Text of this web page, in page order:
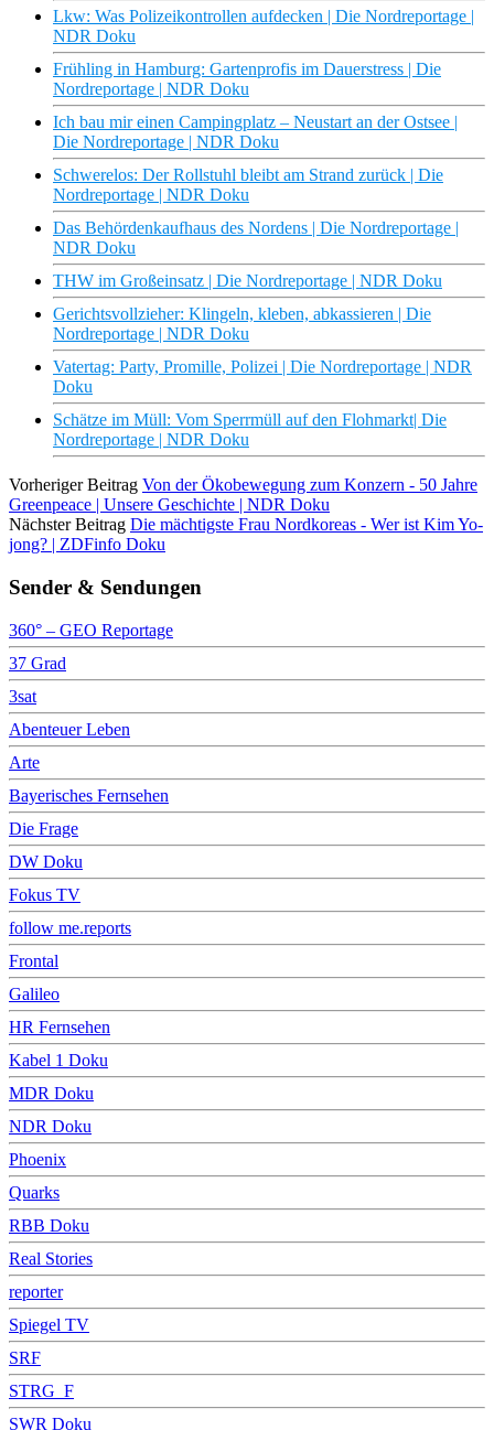
Lkw: Was Polizeikontrollen aufdecken | Die Nordreportage |
NDR Doku
Frühling in Hamburg: Gartenprofis im Dauerstress | Die
Nordreportage | NDR Doku
Ich bau mir einen Campingplatz – Neustart an der Ostsee |
Die Nordreportage | NDR Doku
Schwerelos: Der Rollstuhl bleibt am Strand zurück | Die
Nordreportage | NDR Doku
Das Behördenkaufhaus des Nordens | Die Nordreportage |
NDR Doku
THW im Großeinsatz | Die Nordreportage | NDR Doku
Gerichtsvollzieher: Klingeln, kleben, abkassieren | Die
Nordreportage | NDR Doku
Vatertag: Party, Promille, Polizei | Die Nordreportage | NDR
Doku
Schätze im Müll: Vom Sperrmüll auf den Flohmarkt| Die
Nordreportage | NDR Doku
Vorheriger Beitrag Von der Ökobewegung zum Konzern - 50 Jahre
Greenpeace | Unsere Geschichte | NDR Doku
Nächster Beitrag Die mächtigste Frau Nordkoreas - Wer ist Kim Yo-
jong? | ZDFinfo Doku
Sender & Sendungen
360° – GEO Reportage
37 Grad
3sat
Abenteuer Leben
Arte
Bayerisches Fernsehen
Die Frage
DW Doku
Fokus TV
follow me.reports
Frontal
Galileo
HR Fernsehen
Kabel 1 Doku
MDR Doku
NDR Doku
Phoenix
Quarks
RBB Doku
Real Stories
reporter
Spiegel TV
SRF
STRG_F
SWR Doku